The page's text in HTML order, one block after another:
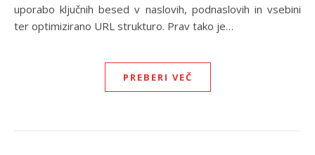
uporabo ključnih besed v naslovih, podnaslovih in vsebini
ter optimizirano URL strukturo. Prav tako je…
PREBERI VEČ